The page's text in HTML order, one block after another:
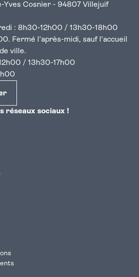
Yves Cosnier - 94807 Villejuif
: 8h30-12h00 / 13h30-18h00
Fermé l'après-midi, sauf l'accueil
ville.
/ 13h30-17h00
réseaux sociaux !